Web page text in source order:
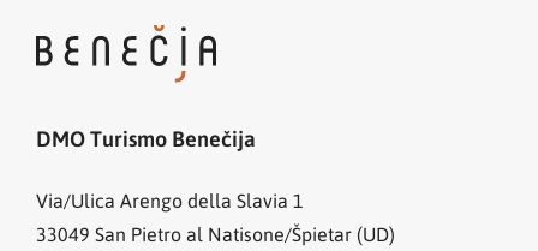
DMO Turismo Benečija
Via/Ulica Arengo della Slavia 1
33049 San Pietro al Natisone/Špietar (UD)